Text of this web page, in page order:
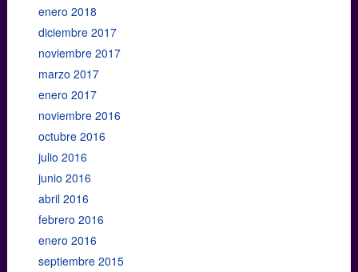
enero 2018
diciembre 2017
noviembre 2017
marzo 2017
enero 2017
noviembre 2016
octubre 2016
julio 2016
junio 2016
abril 2016
febrero 2016
enero 2016
septiembre 2015